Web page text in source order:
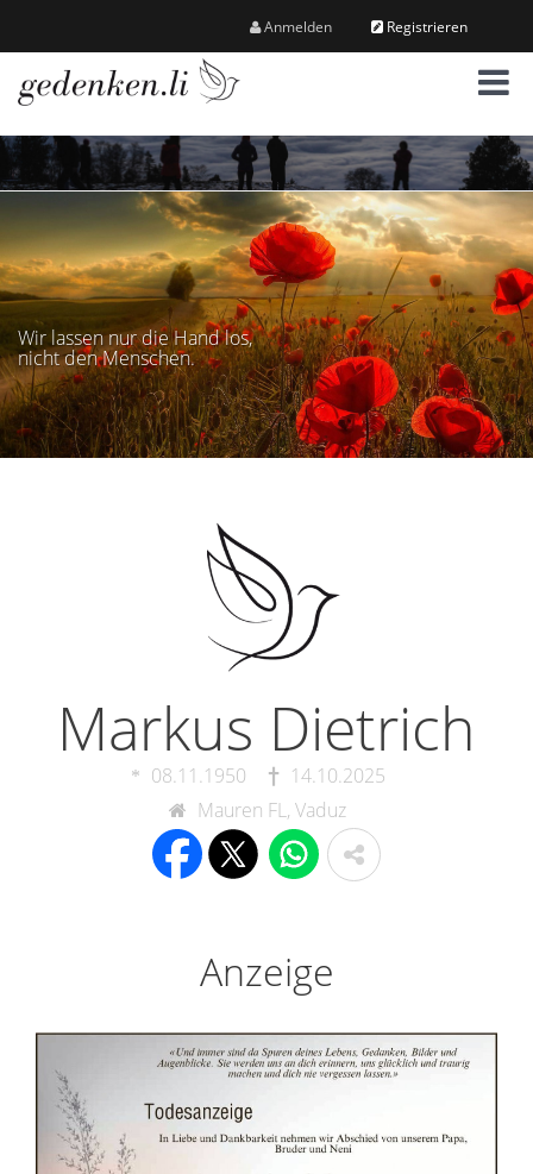
Anmelden Registrieren
M
e
n
ü
Wir lassen nur die Hand los,
nicht den Menschen.
Markus Dietrich
08.11.1950
14.10.2025
Mauren FL, Vaduz
Anzeige